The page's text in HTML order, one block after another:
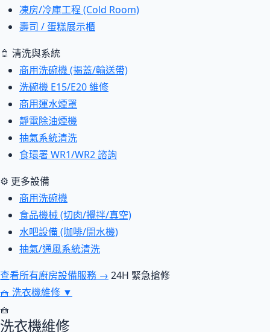
凍房/冷庫工程 (Cold Room)
壽司 / 蛋糕展示櫃
🚿 清洗與系統
商用洗碗機 (揭蓋/輸送帶)
洗碗機 E15/E20 維修
商用運水煙罩
靜電除油煙機
抽氣系統清洗
食環署 WR1/WR2 諮詢
⚙ 更多設備
商用洗碗機
食品機械 (切肉/攪拌/真空)
水吧設備 (咖啡/開水機)
抽氣/通風系統清洗
查看所有廚房設備服務 → 24H 緊急搶修
🧺 洗衣機維修 ▼
🧺
洗衣機維修